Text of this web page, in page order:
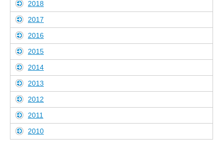
2018
2017
2016
2015
2014
2013
2012
2011
2010